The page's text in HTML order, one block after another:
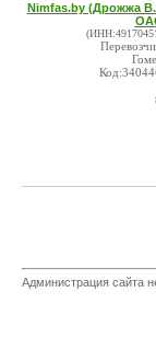
Nimfas.by (Дрожжа
Администрация сайта